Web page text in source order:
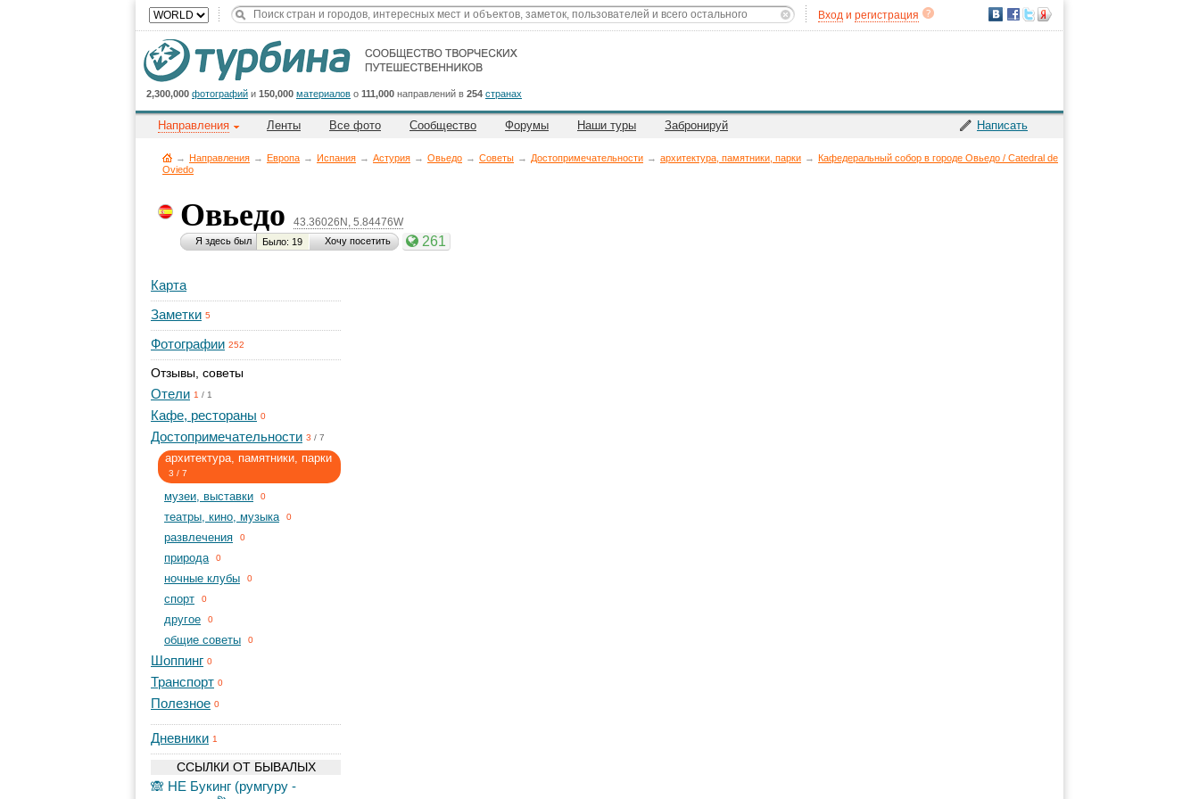
Вход и регистрация
2,300,000 фотографий и 150,000 материалов о 111,000 направлений в 254 странах
Написать
Направления Ленты Все фото Сообщество Форумы Наши туры Забронируй
→ Направления → Европа → Испания → Астурия → Овьедо → Советы → Достопримечательности → архитектура, памятники, парки → Кафедеральный собор в городе Овьедо / Catedral de
Oviedo
Овьедо 43.36026N, 5.84476W
Я здесь был Было: 19 Хочу посетить 261
Карта
Заметки 5
Фотографии 252
Отзывы, советы
Отели 1 / 1
Кафе, рестораны 0
Достопримечательности 3 / 7
архитектура, памятники, парки
3 / 7
музеи, выставки 0
театры, кино, музыка 0
развлечения 0
природа 0
ночные клубы 0
спорт 0
другое 0
общие советы 0
Шоппинг 0
Транспорт 0
Полезное 0
Дневники 1
ССЫЛКИ ОТ БЫВАЛЫХ
🙈 НЕ Букинг (румгуру -